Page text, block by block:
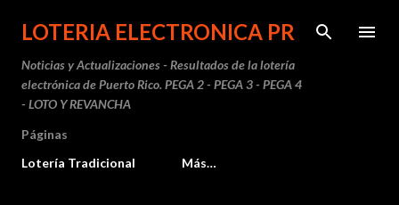
Ir al contenido principal
LOTERIA ELECTRONICA PR
Noticias y Actualizaciones - Resultados de la lotería
electrónica de Puerto Rico. PEGA 2 - PEGA 3 - PEGA 4
- LOTO Y REVANCHA
Páginas
Lotería Tradicional
Más…